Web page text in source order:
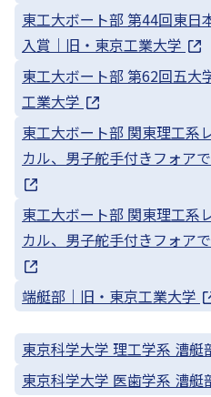
東工大ボート部 第44回東日
入賞｜旧・東京工業大学
東工大ボート部 第62回五大
工業大学
東工大ボート部 関東理工系
カル、男子舵手付きフォア
東工大ボート部 関東理工系
カル、男子舵手付きフォア
端艇部｜旧・東京工業大学
東京科学大学 理工学系 漕艇
東京科学大学 医歯学系 漕艇